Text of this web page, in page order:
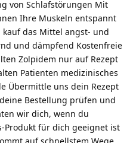
von Schlafstörungen Mit
Ihre Muskeln entspannt
das Mittel angst- und
und dämpfend Kostenfreie
Zolpidem nur auf Rezept
Patienten medizinisches
Übermittle uns dein Rezept
Bestellung prüfen und
wir dich, wenn du
Produkt für dich geeignet ist